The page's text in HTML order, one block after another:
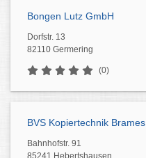
Bongen Lutz GmbH
Dorfstr. 13
82110 Germering
(0)
BVS Kopiertechnik Brames
Bahnhofstr. 91
85241 Hebertshausen